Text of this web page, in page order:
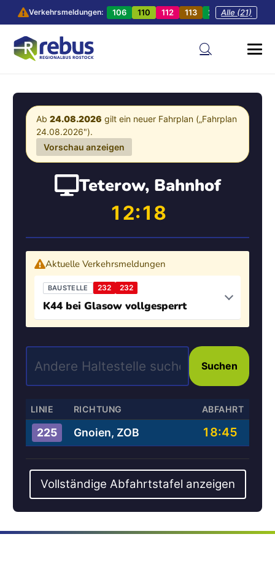
Verkehrsmeldungen: 106 110 112 113 201 202
Alle (21)
Ab 24.08.2026 gilt ein neuer Fahrplan („Fahrplan
24.08.2026").
Vorschau anzeigen
Teterow, Bahnhof
12:18
Aktuelle Verkehrsmeldungen
BAUSTELLE 232 232
K44 bei Glasow vollgesperrt
Suchen
LINIE RICHTUNG ABFAHRT
225 Gnoien, ZOB 18:45
Vollständige Abfahrtstafel anzeigen